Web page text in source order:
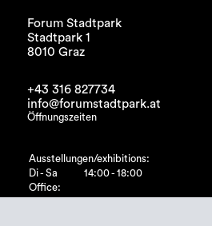
Forum Stadtpark
Stadtpark 1
8010 Graz
+43 316 827734
info@forumstadtpark.at
Öffnungszeiten
Ausstellungen/exhibitions:
Di - Sa
14:00 - 18:00
Office: